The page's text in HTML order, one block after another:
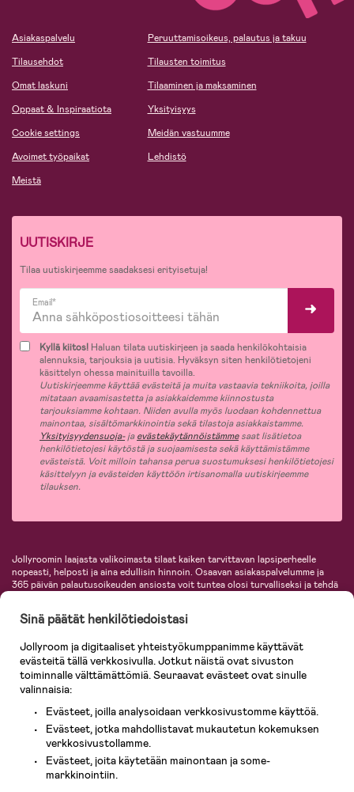
Asiakaspalvelu
Tilausehdot
Omat laskuni
Oppaat & Inspiraatiota
Cookie settings
Avoimet työpaikat
Meistä
Peruuttamisoikeus, palautus ja takuu
Tilausten toimitus
Tilaaminen ja maksaminen
Yksityisyys
Meidän vastuumme
Lehdistö
UUTISKIRJE
Tilaa uutiskirjeemme saadaksesi erityisetuja!
Email*
Kyllä kiitos! Haluan tilata uutiskirjeen ja saada henkilökohtaisia
alennuksia, tarjouksia ja uutisia. Hyväksyn siten henkilötietojeni
käsittelyn ohessa mainituilla tavoilla.
Uutiskirjeemme käyttää evästeitä ja muita vastaavia tekniikoita, joilla
mitataan avaamisastetta ja asiakkaidemme kiinnostusta
tarjouksiamme kohtaan. Niiden avulla myös luodaan kohdennettua
mainontaa, sisältömarkkinointia sekä tilastoja asiakkaistamme.
Yksityisyydensuoja-jaevästekäytännöistämmesaat lisätietoa
henkilötietojesi käytöstä ja suojaamisesta sekä käyttämistämme
evästeistä. Voit milloin tahansa perua suostumuksesi henkilötietojesi
käsittelyyn ja evästeiden käyttöön irtisanomalla uutiskirjeemme
tilauksen.
Jollyroomin laajasta valikoimasta tilaat kaiken tarvittavan lapsiperheelle
nopeasti, helposti ja aina edullisin hinnoin. Osaavan asiakaspalvelumme ja
365 päivän palautusoikeuden ansiosta voit tuntea olosi turvalliseksi ja tehdä
lastentarvikkeita sekä paljon muuta. Meiltä löydät lukuisia tunnettuja
KidKraft, Ergobaby, Philips Avent, Neonate, Cybex, LEGO ja monia muita!
Tervetuloa shoppailemaan Pohjoismaiden suurimpaan lastentarvikkeiden
verkkokauppaan!
Sinä päätät henkilötiedoistasi
Jollyroom ja digitaaliset yhteistyökumppanimme käyttävät
evästeitä tällä verkkosivulla. Jotkut näistä ovat sivuston
toiminnalle välttämättömiä. Seuraavat evästeet ovat sinulle
valinnaisia:
Evästeet, joilla analysoidaan verkkosivustomme käyttöä.
Evästeet, jotka mahdollistavat mukautetun kokemuksen
verkkosivustollamme.
Evästeet, joita käytetään mainontaan ja some-
markkinointiin.